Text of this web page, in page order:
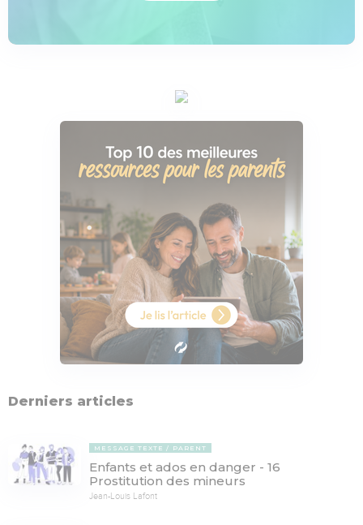
Derniers articles
MESSAGE TEXTE PARENT
Enfants et ados en danger - 16
Prostitution des mineurs
Jean-Louis Lafont